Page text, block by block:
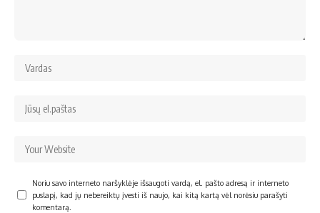
Noriu savo interneto naršyklėje išsaugoti vardą, el. pašto adresą ir interneto
puslapį, kad jų nebereiktų įvesti iš naujo, kai kitą kartą vėl norėsiu parašyti
komentarą.